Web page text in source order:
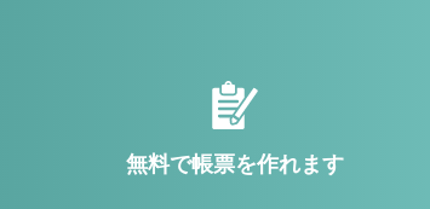
無料で帳票を作れます